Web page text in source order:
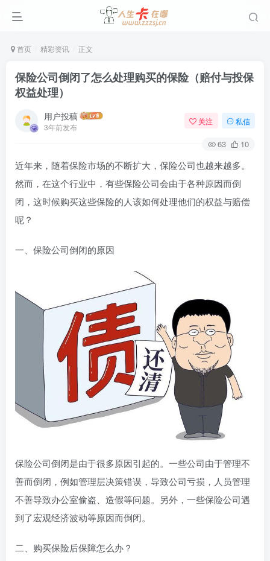
首页 精彩资讯 正文
保险公司倒闭了怎么处理购买的保险（赔付与投保
权益处理）
用户投稿
3年前发布
关注 私信
63 10
近年来，随着保险市场的不断扩大，保险公司也越来越多。
然而，在这个行业中，有些保险公司会由于各种原因而倒
闭，这时候购买这些保险的人该如何处理他们的权益与赔偿
呢？
一、保险公司倒闭的原因
保险公司倒闭是由于很多原因引起的。一些公司由于管理不
善而倒闭，例如管理层决策错误，导致公司亏损，人员管理
不善导致办公室偷盗、造假等问题。另外，一些保险公司遇
到了宏观经济波动等原因而倒闭。
二、购买保险后保障怎么办？